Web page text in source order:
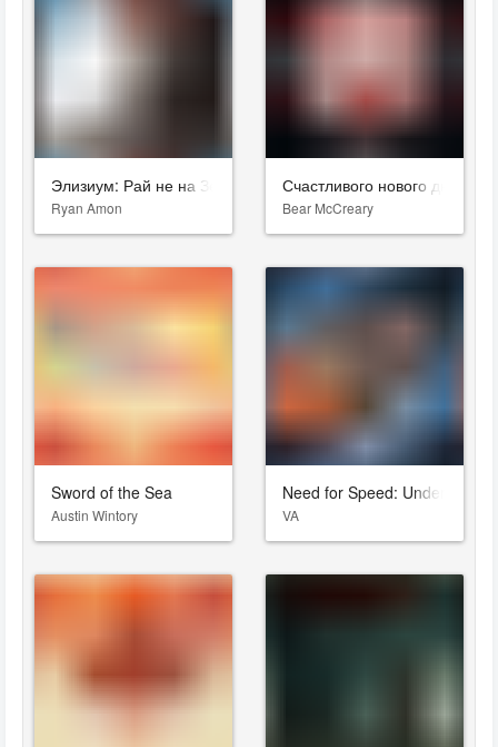
Элизиум: Рай не на Земле
Ryan Amon
Счастливого нового дня
Bear McCreary
Sword of the Sea
Austin Wintory
Need for Speed: Underground
VA